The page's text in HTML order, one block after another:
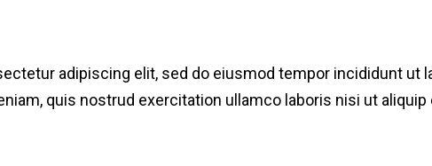
adipiscing elit, sed do eiusmod tempor incididunt ut
quis nostrud exercitation ullamco laboris nisi ut aliquip